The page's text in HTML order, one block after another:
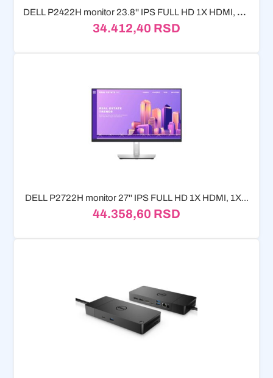
DELL P2422H monitor 23.8'' IPS FULL HD 1X HDMI, 1X...
34.412,40 RSD
DELL P2722H monitor 27'' IPS FULL HD 1X HDMI, 1X...
44.358,60 RSD